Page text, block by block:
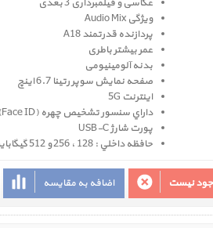
عکاسی و فیلمبرداری 3 بعدی
ویژگی Audio Mix
پردازنده قدرتمند A18
عمر بیشتر باطری
بدنه آلومینیومی
صفحه نمايش سوپر رتينا 6.7 اينچ
اینترنت 5G
داراي سنسور تشخيص چهره (Face ID)
پورت شارژ USB-C
حافظه داخلي : 128 ، 256 و 512 گيگابايت
اضافه به مقایسه نیست